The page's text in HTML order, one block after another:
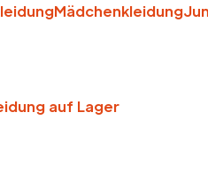
Mädchenkleidung
auf Lager